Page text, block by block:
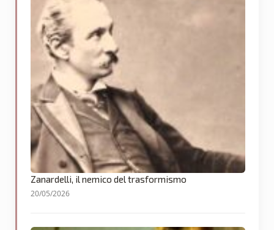
Zanardelli, il nemico del trasformismo
20/05/2026